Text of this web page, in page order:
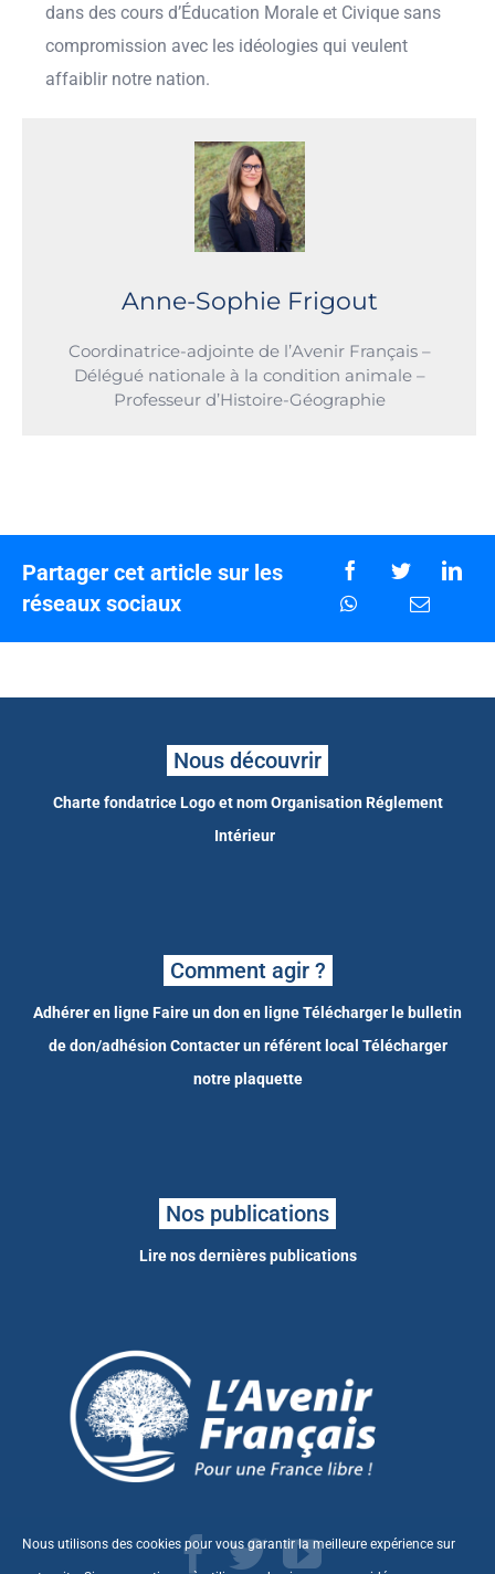
dans des cours d’Éducation Morale et Civique sans
compromission avec les idéologies qui veulent
affaiblir notre nation.
Anne-Sophie Frigout
Coordinatrice-adjointe de l’Avenir Français –
Délégué nationale à la condition animale –
Professeur d’Histoire-Géographie
Partager cet article sur les
réseaux sociaux
Nous découvrir
Charte fondatrice Logo et nom Organisation Réglement
Intérieur
Comment agir ?
Adhérer en ligneFaire un don en ligneTélécharger le bulletin
de don/adhésion Contacter un référent local Télécharger
notre plaquette
Nos publications
Lire nos dernières publications
Nous utilisons des cookies pour vous garantir la meilleure expérience sur